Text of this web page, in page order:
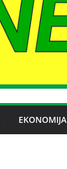
EKONOMIJA